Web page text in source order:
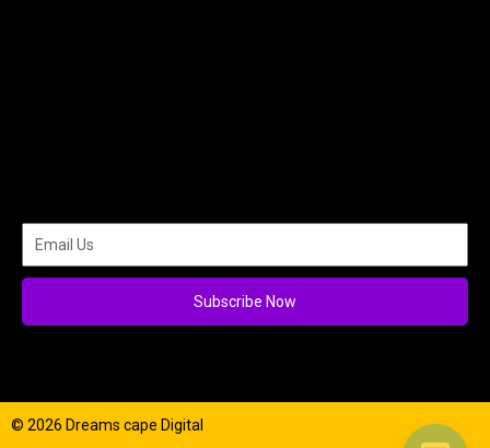
Subscribe Now
© 2026 Dreams cape Digital